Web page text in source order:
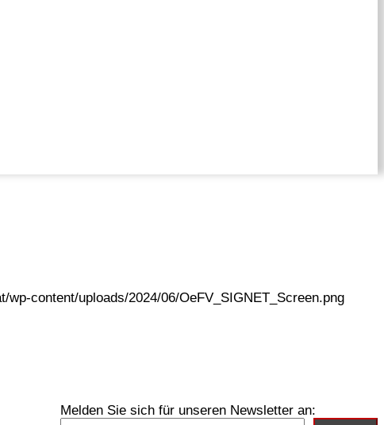
wp-content/uploads/2024/06/OeFV_SIGNET_Screen.png
Melden Sie sich für unseren Newsletter an: